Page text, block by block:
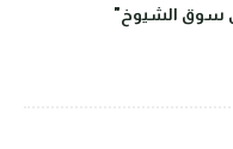
سوق الشيوخ"